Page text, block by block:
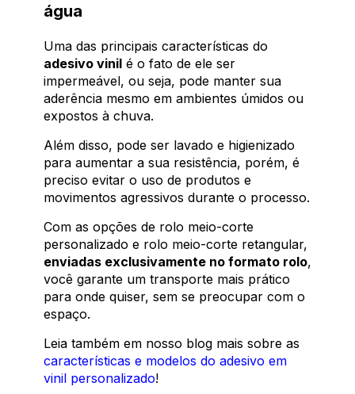
água
Uma das principais características do
adesivo vinil é o fato de ele ser
impermeável, ou seja, pode manter sua
aderência mesmo em ambientes úmidos ou
expostos à chuva.
Além disso, pode ser lavado e higienizado
para aumentar a sua resistência, porém, é
preciso evitar o uso de produtos e
movimentos agressivos durante o processo.
Com as opções de rolo meio-corte
personalizado e rolo meio-corte retangular,
enviadas exclusivamente no formato rolo,
você garante um transporte mais prático
para onde quiser, sem se preocupar com o
espaço.
Leia também em nosso blog mais sobre as
características e modelos do adesivo em
vinil personalizado!